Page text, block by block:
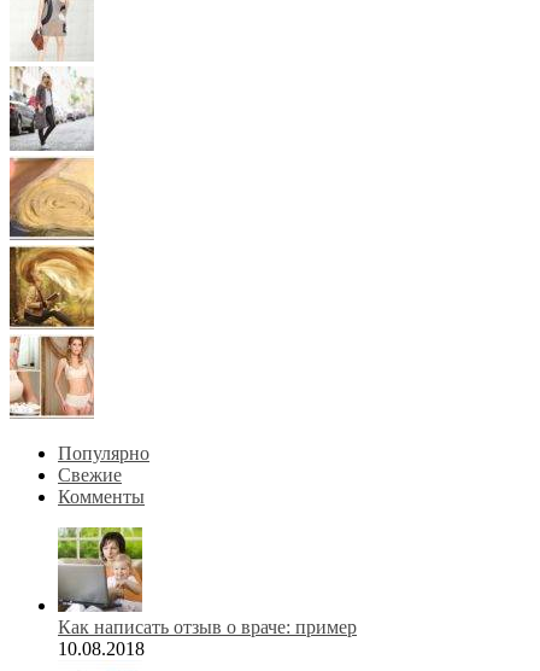
Популярно
Свежие
Комменты
Как написать отзыв о враче: пример
10.08.2018